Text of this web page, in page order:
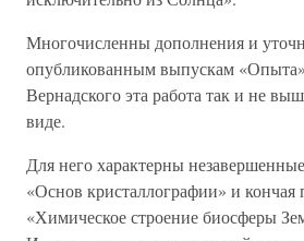
Многочисленны дополнения и
опубликованным выпускам
Вернадского эта работа так и не
виде.
Для него характерны
«Основ кристаллографии» и
«Химическое строение биосферы